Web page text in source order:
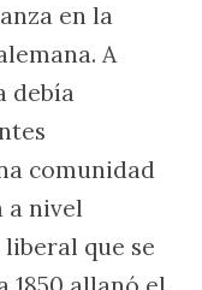
en la
A
debía
comunidad
a nivel
que se